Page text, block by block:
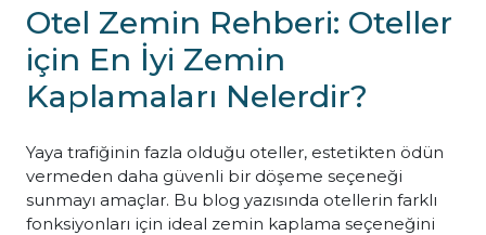
Otel Zemin Rehberi: Oteller
için En İyi Zemin
Kaplamaları Nelerdir?
Yaya trafiğinin fazla olduğu oteller, estetikten ödün
vermeden daha güvenli bir döşeme seçeneği
sunmayı amaçlar. Bu blog yazısında otellerin farklı
fonksiyonları için ideal zemin kaplama seçeneğini